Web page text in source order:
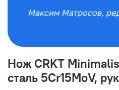
Максим Матросов,
Нож CRKT
сталь 5Cr15MoV,